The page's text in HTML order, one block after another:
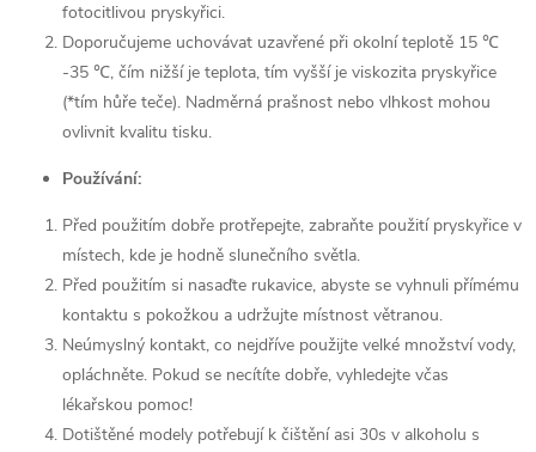
fotocitlivou pryskyřici.
Doporučujeme uchovávat uzavřené při okolní teplotě 15 ℃
-35 ℃, čím nižší je teplota, tím vyšší je viskozita pryskyřice
(*tím hůře teče). Nadměrná prašnost nebo vlhkost mohou
ovlivnit kvalitu tisku.
Používání:
Před použitím dobře protřepejte, zabraňte použití pryskyřice v
místech, kde je hodně slunečního světla.
Před použitím si nasaďte rukavice, abyste se vyhnuli přímému
kontaktu s pokožkou a udržujte místnost větranou.
Neúmyslný kontakt, co nejdříve použijte velké množství vody,
opláchněte. Pokud se necítíte dobře, vyhledejte včas
lékařskou pomoc!
Dotištěné modely potřebují k čištění asi 30s v alkoholu s